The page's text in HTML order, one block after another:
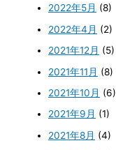
2022年5月 (8)
2022年4月 (2)
2021年12月 (5)
2021年11月 (8)
2021年10月 (6)
2021年9月 (1)
2021年8月 (4)